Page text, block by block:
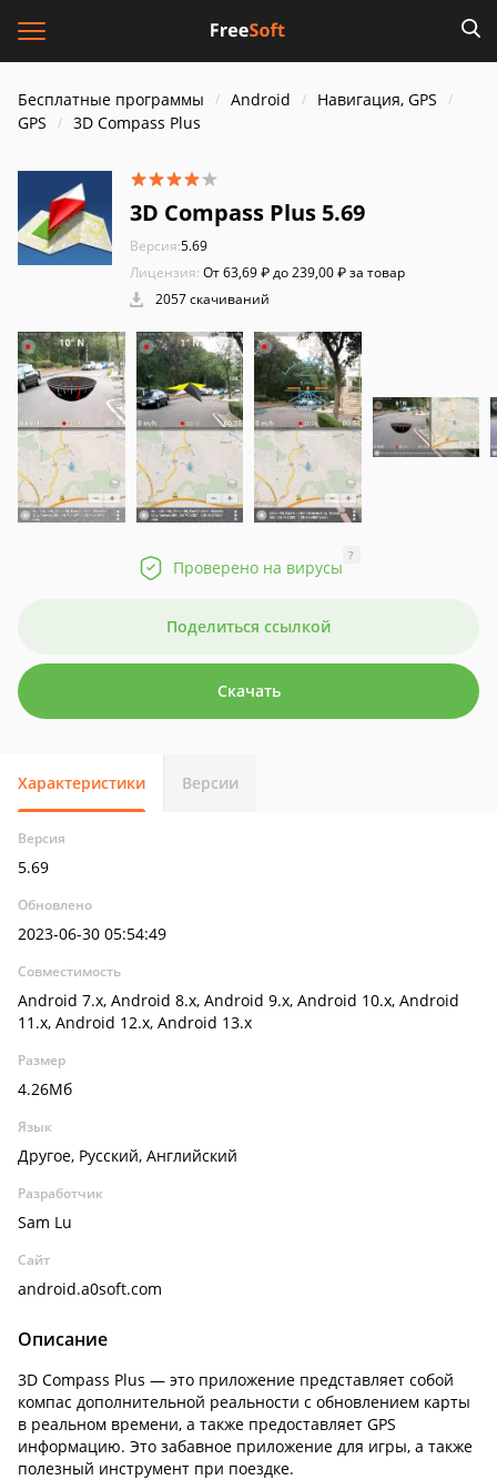
Бесплатные программы Android
Навигация, GPS
GPS
3D Compass Plus
3D Compass Plus 5.69
Версия:5.69
Лицензия: От 63,69 ₽ до 239,00 ₽ за товар
2057 скачиваний
Проверено на вирусы
?
Поделиться ссылкой
Скачать
Характеристики Версии
Версия
5.69
Обновлено
2023-06-30 05:54:49
Совместимость
Android 7.x, Android 8.x, Android 9.x, Android 10.x, Android
11.x, Android 12.x, Android 13.x
Размер
4.26Мб
Язык
Другое, Русский, Английский
Разработчик
Sam Lu
Сайт
android.a0soft.com
Описание
3D Compass Plus — это приложение представляет собой
компас дополнительной реальности с обновлением карты
в реальном времени, а также предоставляет GPS
информацию. Это забавное приложение для игры, а также
полезный инструмент при поездке.